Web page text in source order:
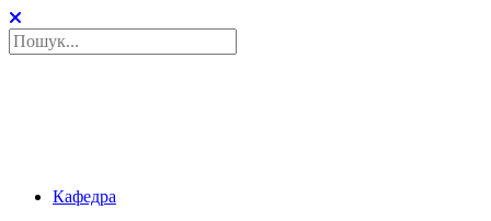
Кафедра